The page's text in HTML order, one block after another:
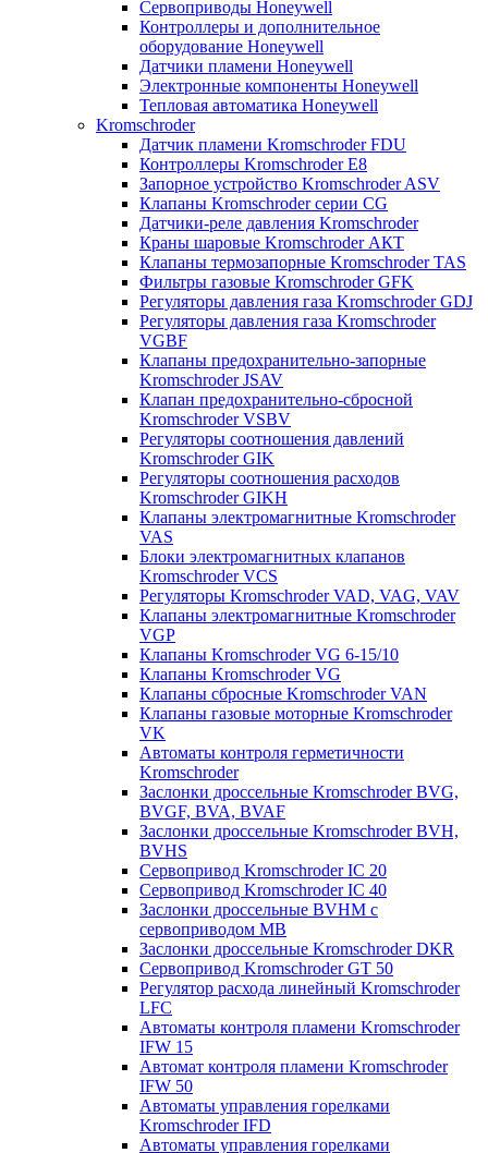
Сервоприводы Honeywell
Контроллеры и дополнительное
оборудование Honeywell
Датчики пламени Honeywell
Электронные компоненты Honeywell
Тепловая автоматика Honeywell
Kromschroder
Датчик пламени Kromschroder FDU
Контроллеры Kromschroder E8
Запорное устройство Kromschroder ASV
Клапаны Kromschroder серии CG
Датчики-реле давления Kromschroder
Краны шаровые Kromschroder АКТ
Клапаны термозапорные Kromschroder TAS
Фильтры газовые Kromschroder GFK
Регуляторы давления газа Kromschroder GDJ
Регуляторы давления газа Kromschroder
VGBF
Клапаны предохранительно-запорные
Kromschroder JSAV
Клапан предохранительно-сбросной
Kromschroder VSBV
Регуляторы соотношения давлений
Kromschroder GIK
Регуляторы соотношения расходов
Kromschroder GIKH
Клапаны электромагнитные Kromschroder
VAS
Блоки электромагнитных клапанов
Kromschroder VCS
Регуляторы Kromschroder VAD, VAG, VAV
Клапаны электромагнитные Kromschroder
VGP
Клапаны Kromschroder VG 6-15/10
Клапаны Kromschroder VG
Клапаны сбросные Kromschroder VAN
Клапаны газовые моторные Kromschroder
VK
Автоматы контроля герметичности
Kromschroder
Заслонки дроссельные Kromschroder BVG,
BVGF, BVA, BVAF
Заслонки дроссельные Kromschroder BVH,
BVHS
Сервопривод Kromschroder IC 20
Сервопривод Kromschroder IC 40
Заслонки дроссельные BVHM с
сервоприводом МВ
Заслонки дроссельные Kromschroder DKR
Cервопривод Kromschroder GT 50
Регулятор расхода линейный Kromschroder
LFC
Автоматы контроля пламени Kromschroder
IFW 15
Автомат контроля пламени Kromschroder
IFW 50
Автоматы управления горелками
Kromschroder IFD
Автоматы управления горелками